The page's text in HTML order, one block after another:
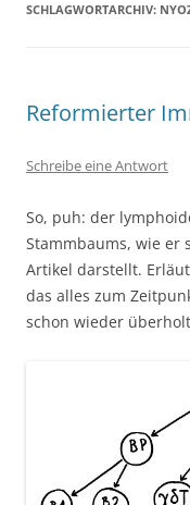
SCHLAGWORTARCHIV:
Reformierter
Schreibe eine Antwort
So, puh: der
Stammbaums, wie er
Artikel darstellt.
das alles zum
schon wieder